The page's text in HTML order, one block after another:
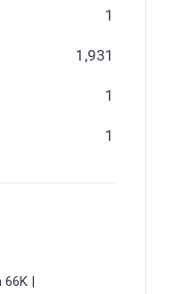
1
1,931
1
1
66K |